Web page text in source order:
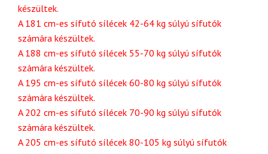
készültek.
A 181 cm-es sífutó sílécek 42-64 kg súlyú sífutók
számára készültek.
A 188 cm-es sífutó sílécek 55-70 kg súlyú sífutók
számára készültek.
A 195 cm-es sífutó sílécek 60-80 kg súlyú sífutók
számára készültek.
A 202 cm-es sífutó sílécek 70-90 kg súlyú sífutók
számára készültek.
A 205 cm-es sífutó sílécek 80-105 kg súlyú sífutók